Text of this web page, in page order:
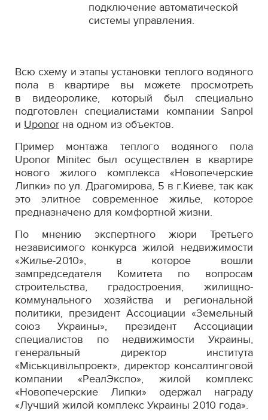
подключение автоматической
системы управления.
Всю схему и этапы установки теплого водяного
пола в квартире вы можете просмотреть
в видеоролике, который был специально
подготовлен специалистами компании Sanpol
и Uponor на одном из объектов.
Пример монтажа теплого водяного пола
Uponor Minitec был осуществлен в квартире
нового жилого комплекса «Новопечерские
Липки» по ул. Драгомирова, 5 в г.Киеве, так как
это элитное современное жилье, которое
предназначено для комфортной жизни.
По мнению экспертного жюри Третьего
независимого конкурса жилой недвижимости
«Жилье-2010», в которое вошли
зампредседателя Комитета по вопросам
строительства, градостроения, жилищно-
коммунального хозяйства и региональной
политики, президент Ассоциации «Земельный
союз Украины», президент Ассоциации
специалистов по недвижимости Украины,
генеральный директор института
«Міськцивільпроект», директор консалтинговой
компании «РеалЭкспо», жилой комплекс
«Новопечерские Липки» одержал награду
«Лучший жилой комплекс Украины 2010 года».